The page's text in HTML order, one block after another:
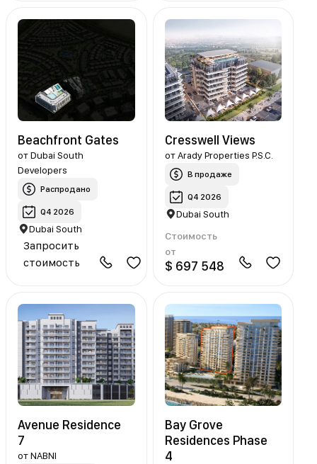
Beachfront Gates
отDubai South
Developers
Распродано
Q4 2026
Dubai South
Запросить
стоимость
Cresswell Views
от Arady Properties P.S.C.
В продаже
Q4 2026
Dubai South
Стоимость
от
$ 697 548
Avenue Residence
7
отNABNI
Bay Grove
Residences Phase
4